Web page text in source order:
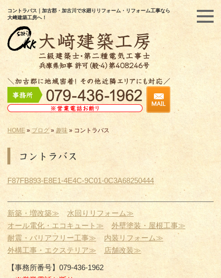
コントラバス｜加古郡・加古川で水廻りリフォーム・リフォーム工事なら
大﨑建築工房へ！
HOME » ブログ» 趣味 » コントラバス
コントラバス
F87FB893-E8E1-4E4C-9C01-0C3A68250444
新築・増改築≫
水回りリフォーム≫
オール電化・エコキュート≫
外壁塗装・屋根工事≫
耐震・バリアフリー工事≫
内装リフォーム≫
外構工事・エクステリア≫
店舗改装≫
【事務所番号】079-436-1962